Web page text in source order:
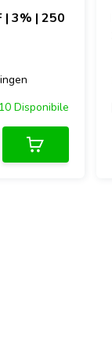
| 3% | 250
10 Disponibile